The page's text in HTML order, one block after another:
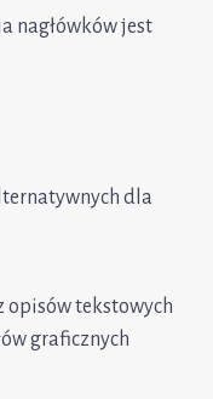
nagłówków jest
dla
opisów tekstowych
graficznych